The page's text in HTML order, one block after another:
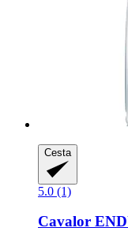
Cesta
5.0 (1)
Cavalor